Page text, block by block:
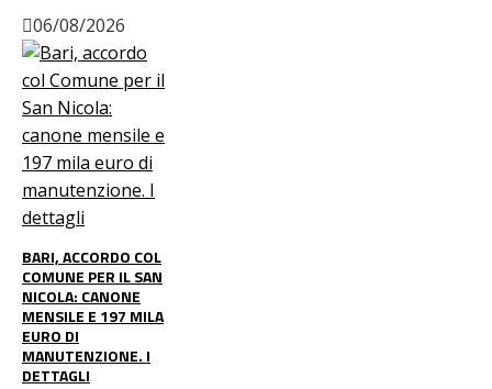
06/08/2026
BARI, ACCORDO COL
COMUNE PER IL SAN
NICOLA: CANONE
MENSILE E 197 MILA
EURO DI
MANUTENZIONE. I
DETTAGLI